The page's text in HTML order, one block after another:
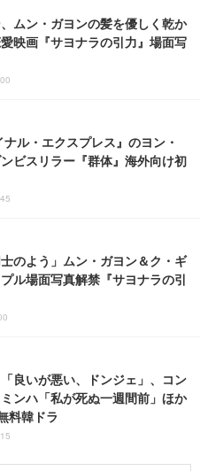
ムン・ガヨンの髪を優しく乾か
映画『サヨナラの引力』場面写
ナル・エクスプレス』のヨン・
ビスリラー『群体』海外向け初
士のよう」ムン・ガヨン＆ク・ギ
ル場面写真解禁『サヨナラの引
良いが悪い、ドンジェ」、コン
ンハ「私が死ぬ一週間前」ほか
料韓ドラ